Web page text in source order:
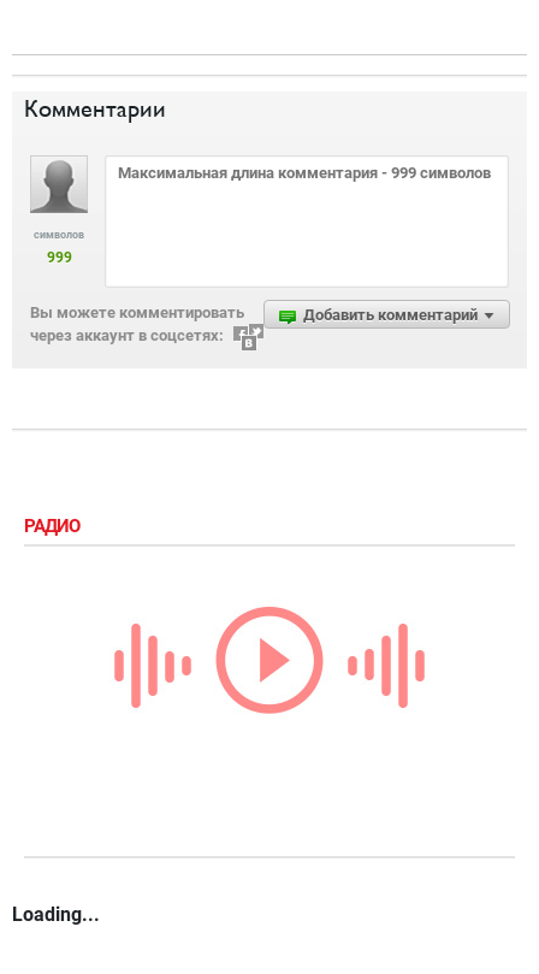
Комментарии
символов
999
Добавить комментарий
Вы можете комментировать
через аккаунт в соцсетях:
РАДИО
Loading...